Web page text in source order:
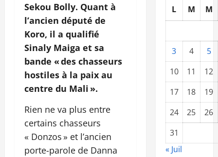
Sekou Bolly. Quant à
l’ancien député de
Koro, il a qualifié
Sinaly Maiga et sa
bande « des chasseurs
hostiles à la paix au
centre du Mali ».
Rien ne va plus entre
certains chasseurs
« Donzos » et l’ancien
porte-parole de Danna
L M M
3 4
5
10
11
12
17
18
19
24
25
26
31
« Juil